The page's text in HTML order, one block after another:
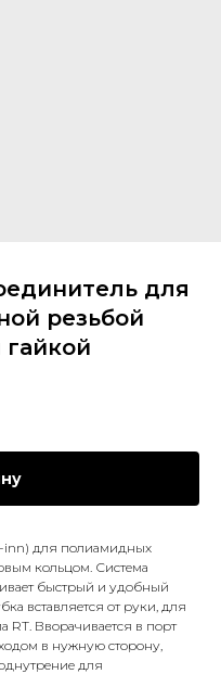
для
резьбой
гайкой
inn) для полиамидных
кольцом. Система
быстрый и удобный
вставляется от руки, для
RT. Вворачивается в порт
в нужную сторону,
для